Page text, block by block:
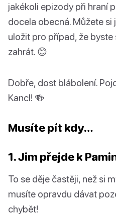
jakékoli epizody při hraní
docela obecná. Můžete si
uložit pro případ, že
zahrát. 😊
Dobře, dost blábolení.
Kancl! 🍻
Musíte pít kdy…
1. Jim přejde k
To se děje častěji, než si
musíte opravdu dávat
chybět!